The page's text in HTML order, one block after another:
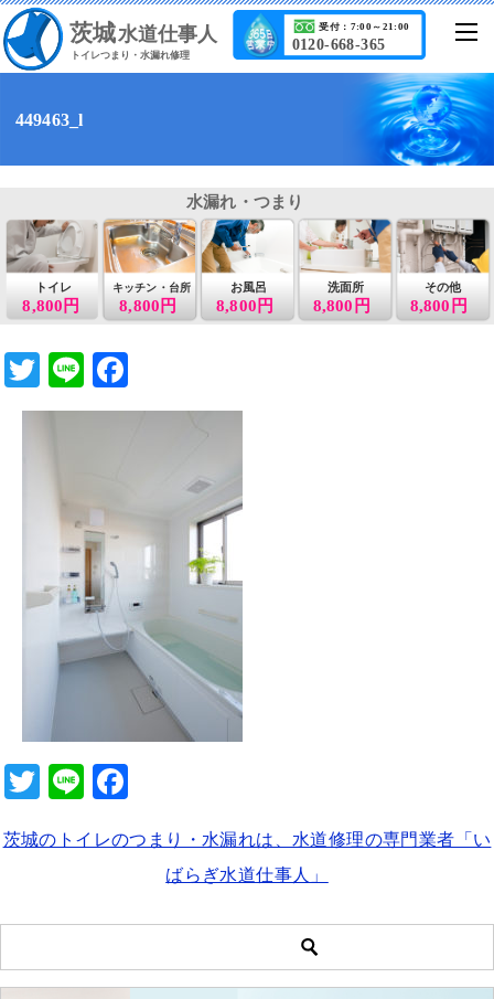
茨城水道仕事人
トイレつまり・水漏れ修理
0120-668-365
受付：7:00～21:00
449463_l
8,800円
トイレ
8,800円
キッチン・台所 お風呂
8,800円
洗面所
8,800円
その他
8,800円
水漏れ・つまり
T
wi
Li
n a
o
o
k
T
tt
Li
e c
b
茨城のトイレのつまり・水漏れは、水道修理の専門業者「い
ばらぎ水道仕事人」